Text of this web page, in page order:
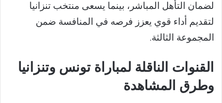
لضمان التأهل المباشر، بينما يسعى منتخب تنزانيا
لتقديم أداء قوي يعزز فرصه في المنافسة ضمن
المجموعة الثالثة.
القنوات الناقلة لمباراة تونس وتنزانيا
وطرق المشاهدة